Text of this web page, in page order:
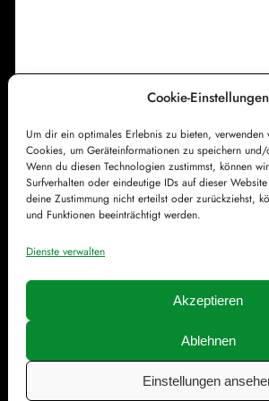
Cookie-Einstellungen
Um dir ein optimales Erlebnis zu bieten, verwenden
Cookies, um Geräteinformationen zu speichern
Wenn du diesen Technologien zustimmst, können
Surfverhalten oder eindeutige IDs auf dieser
deine Zustimmung nicht erteilst oder zurückziehst,
und Funktionen beeinträchtigt werden.
Dienste verwalten
Akzeptieren
Ablehnen
Einstellungen
a
h
e
Cookie-Richtlinie (EU)
© Färddfoddos.de | Gestaltet mit